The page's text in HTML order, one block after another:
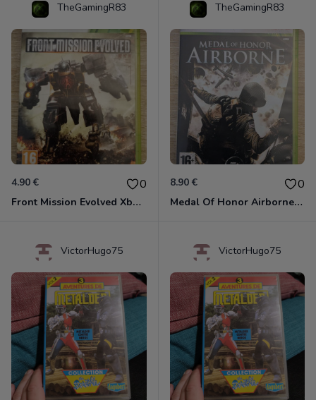
TheGamingR83
4.90 € 0
Front Mission Evolved Xbox 360
TheGamingR83
8.90 € 0
Medal Of Honor Airborne Xbox 360
VictorHugo75 VictorHugo75